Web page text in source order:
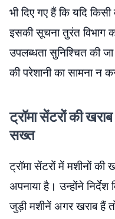
भी दिए गए हैं कि यदि
इसकी सूचना तुरंत विभाग
उपलब्धता सुनिश्चित की
की परेशानी का सामना न
ट्रॉमा सेंटरों की
सख्त
ट्रॉमा सेंटरों में मशीनों
अपनाया है। उन्होंने
जुड़ी मशीनें अगर खराब हैं